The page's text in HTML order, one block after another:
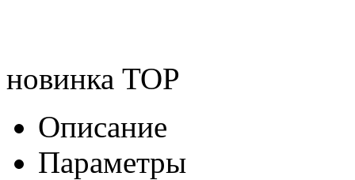
новинка TOP
Описание
Параметры